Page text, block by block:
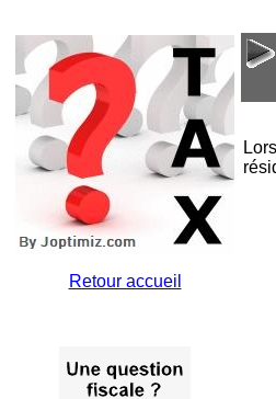
Retour accueil